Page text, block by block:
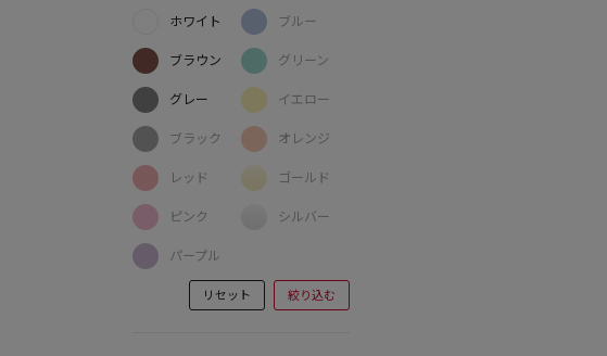
ホワイト
ブラウン
グレー
ブラック
レッド
ピンク
パープル
ブルー
グリーン
イエロー
オレンジ
ゴールド
シルバー
リセット 絞り込む